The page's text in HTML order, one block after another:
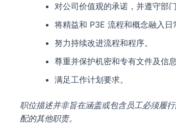
对公司价值观的承诺，并遵守部
将精益和 P3E 流程和概念融入日
努力持续改进流程和程序。
尊重并保护机密和专有文件及信息
满足工作计划要求。
职位描述并非旨在涵盖或包含员工必须履
配的其他职责。